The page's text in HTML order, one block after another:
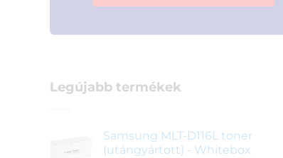
Legújabb termékek
Samsung MLT-D116L toner
(utángyártott) - Whitebox